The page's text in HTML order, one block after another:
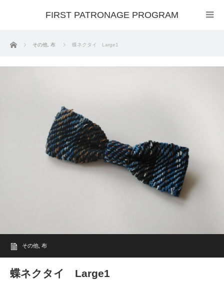
FIRST PATRONAGE PROGRAM
ホーム その他 布 蝶ネクタイ Large1
その他 布
蝶ネクタイ Large1